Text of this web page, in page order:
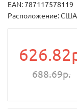
EAN: 787117578119
Расположение: США
688.69р.